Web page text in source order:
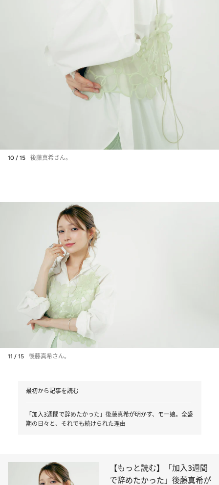
10 / 15 後藤真希さん。
11 / 15 後藤真希さん。
最初から記事を読む
「加入3週間で辞めたかった」後藤真希が明かす、モー娘。全盛
期の日々と、それでも続けられた理由
【もっと読む】「加入3週間
で辞めたかった」後藤真希が